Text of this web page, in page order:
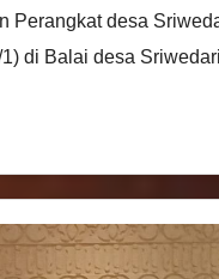
Perangkat desa
di Balai desa Sriwedari